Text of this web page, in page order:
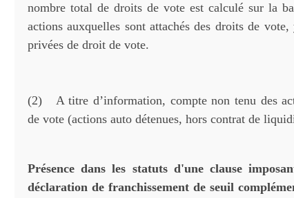
nombre total de droits de vote est calculé sur la
actions auxquelles sont attachés des droits de
privées de droit de vote.
(2) A titre d’information, compte non tenu des
de vote (actions auto détenues, hors contrat de
Présence dans les statuts d'une clause
déclaration de franchissement de seuil